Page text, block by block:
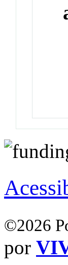
©2026
por